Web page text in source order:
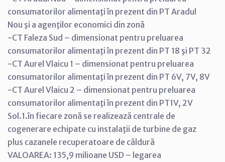
consumatorilor alimentaţi în prezent din PT Aradul
Nou şi a agenţilor economici din zonă
-CT Faleza Sud – dimensionat pentru preluarea
consumatorilor alimentaţi în prezent din PT 18 şi PT 32
-CT Aurel Vlaicu 1 – dimensionat pentru preluarea
consumatorilor alimentaţi în prezent din PT 6V, 7V, 8V
-CT Aurel Vlaicu 2 – dimensionat pentru preluarea
consumatorilor alimentaţi în prezent din PT1V, 2V
Sol.1.în fiecare zonă se realizează centrale de
cogenerare echipate cu instalaţii de turbine de gaz
plus cazanele recuperatoare de căldură
VALOAREA: 135,9 milioane USD – legarea